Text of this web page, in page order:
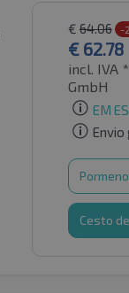
€ 64.06 -
€ 62.78
incl. IVA *
GmbH
EM
Cesto